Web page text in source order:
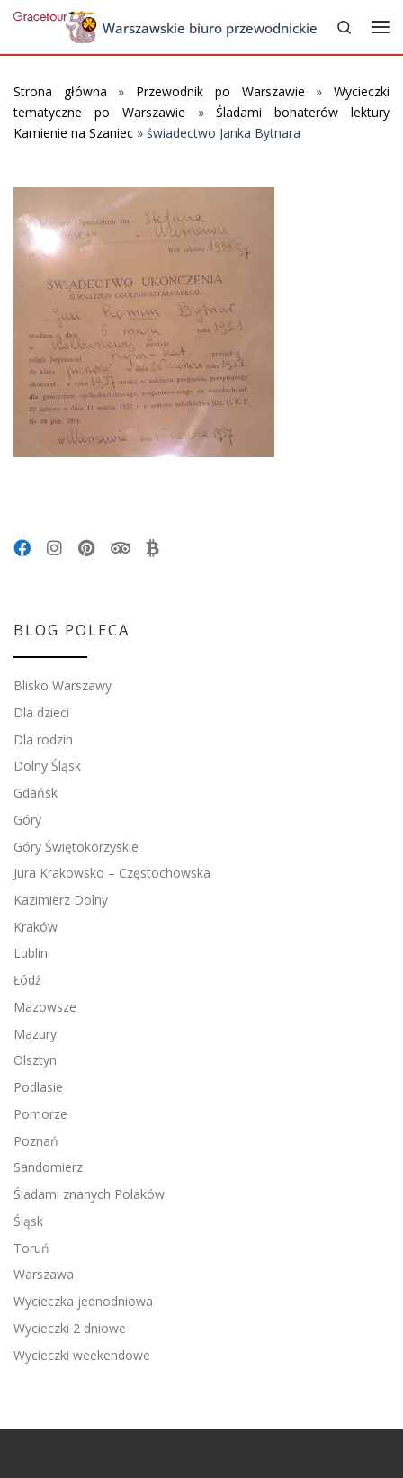
Skip to contentWarszawskie biuro przewodnickie
Search
Strona główna » Przewodnik po Warszawie »Wycieczki
tematyczne po Warszawie »Śladami bohaterów lektury
Kamienie na Szaniec » świadectwo Janka Bytnara
BLOG POLECA
Blisko Warszawy
Dla dzieci
Dla rodzin
Dolny Śląsk
Gdańsk
Góry
Góry Świętokorzyskie
Jura Krakowsko – Częstochowska
Kazimierz Dolny
Kraków
Lublin
Łódź
Mazowsze
Mazury
Olsztyn
Podlasie
Pomorze
Poznań
Sandomierz
Śladami znanych Polaków
Śląsk
Toruń
Warszawa
Wycieczka jednodniowa
Wycieczki 2 dniowe
Wycieczki weekendowe